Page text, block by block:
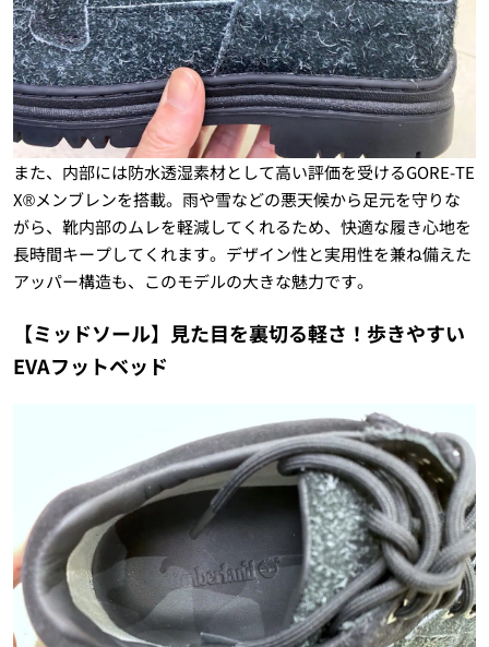
また、内部には防水透湿素材として高い評価を受けるGORE-TE
X®メンブレンを搭載。雨や雪などの悪天候から足元を守りな
がら、靴内部のムレを軽減してくれるため、快適な履き心地を
長時間キープしてくれます。デザイン性と実用性を兼ね備えた
アッパー構造も、このモデルの大きな魅力です。
【ミッドソール】見た目を裏切る軽さ！歩きやすい
EVAフットベッド